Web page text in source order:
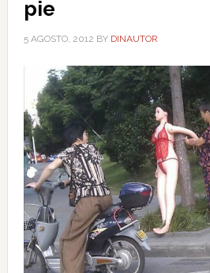
pie
5 AGOSTO, 2012 BY DINAUTOR